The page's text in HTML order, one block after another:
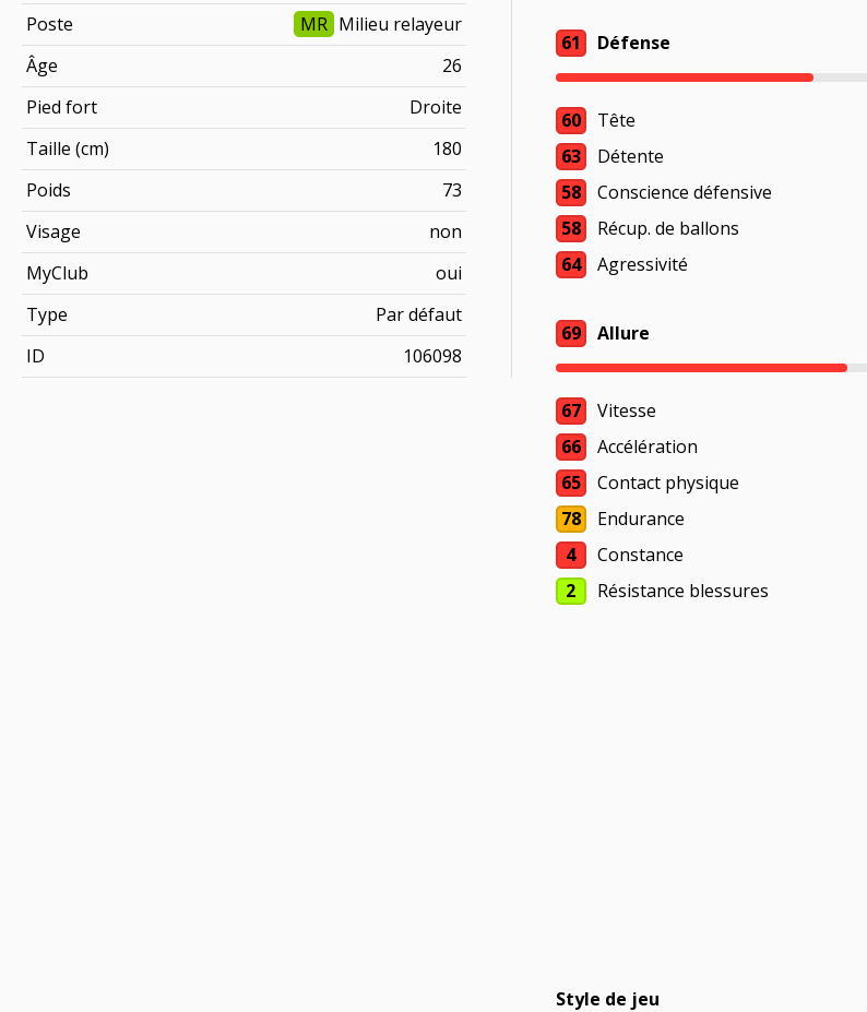
Poste
MR Milieu relayeur
Âge
26
Pied fort
Droite
Taille (cm)
180
Poids
73
Visage
non
MyClub
oui
Type
Par défaut
ID
106098
61 Défense
60
Tête
63
Détente
58
Conscience défensive
58
Récup. de ballons
64
Agressivité
69 Allure
67
Vitesse
66
Accélération
65
Contact physique
78
Endurance
4
Constance
2
Résistance blessures
Style de jeu